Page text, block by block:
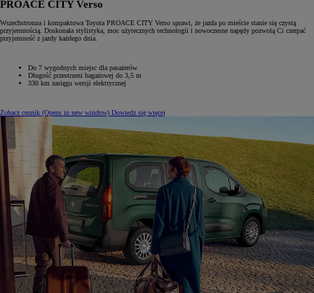
PROACE CITY Verso
Wszechstronna i kompaktowa Toyota PROACE CITY Verso sprawi, że jazda po mieście stanie się czystą
przyjemnością. Doskonała stylistyka, moc użytecznych technologii i nowoczesne napędy pozwolą Ci czerpać
przyjemność z jazdy każdego dnia.
Do 7 wygodnych miejsc dla pasażerów
Długość przestrzeni bagażowej do 3,5 m
330 km zasięgu wersji elektrycznej
Zobacz cennik (Opens in new window) Dowiedz się więcej